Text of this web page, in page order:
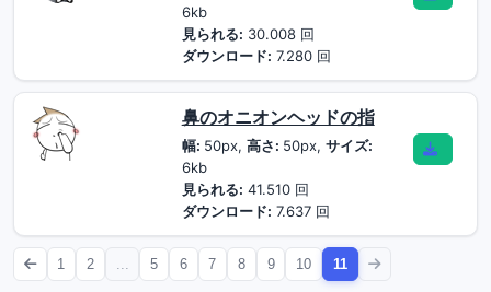
6kb
見られる: 30.008 回
ダウンロード: 7.280 回
鼻のオニオンヘッドの指
幅: 50px, 高さ: 50px, サイズ:
6kb
見られる: 41.510 回
ダウンロード: 7.637 回
1 2 5 6 7 8 9 10 11